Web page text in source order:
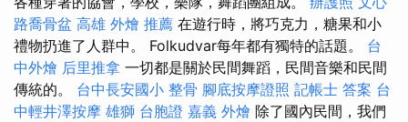
路喬骨盆 高雄 外燴 推薦 在遊行時，將巧克力，糖果和小
禮物扔進了人群中。 Folkudvar每年都有獨特的話題。 台
中外燴 后里推拿 一切都是關於民間舞蹈，民間音樂和民間
傳統的。 台中長安國小 整骨 腳底按摩證照 記帳士 答案 台
中輕井澤按摩 雄獅 台胞證 嘉義 外燴 除了國內民間，我們